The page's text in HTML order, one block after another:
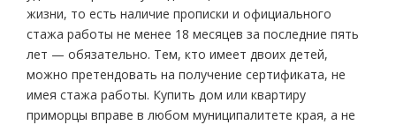
жизни, то есть наличие прописки и официального
стажа работы не менее 18 месяцев за последние пять
лет — обязательно. Тем, кто имеет двоих детей,
можно претендовать на получение сертификата, не
имея стажа работы. Купить дом или квартиру
приморцы вправе в любом муниципалитете края, а не